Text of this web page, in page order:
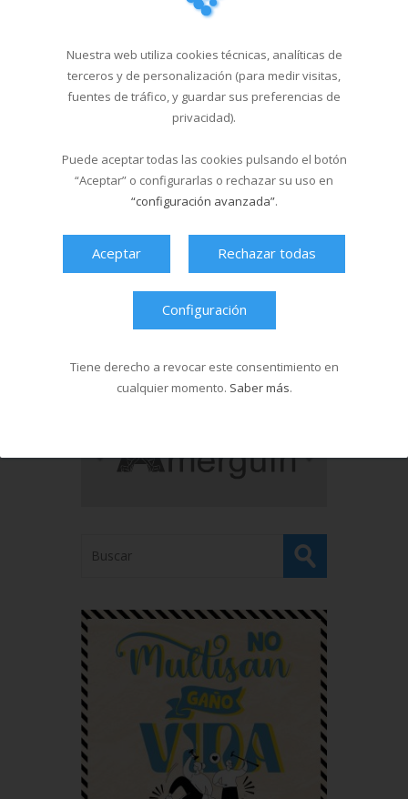
20/05/2026
Campus Sar verano 2026
Cursos de natación en
Santa Isabel del 1...
18/03/2026
Última hora
Nuestra web utiliza cookies técnicas, analíticas de
terceros y de personalización (para medir visitas,
fuentes de tráfico, y guardar sus preferencias de
privacidad).
Puede aceptar todas las cookies pulsando el botón
“Aceptar” o configurarlas o rechazar su uso en
“configuración avanzada”.
Aceptar Rechazar todas
Configuración
Tiene derecho a revocar este consentimiento en
cualquier momento. Saber más.